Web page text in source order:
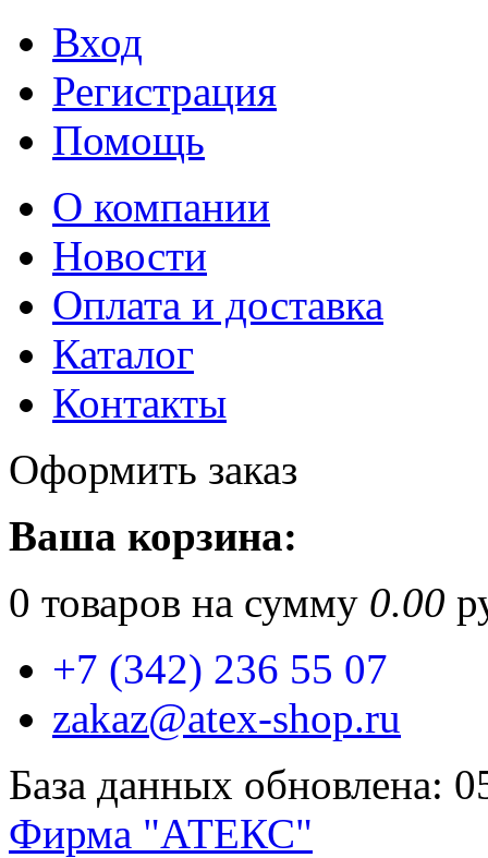
Вход
Регистрация
Помощь
О компании
Новости
Оплата и доставка
Каталог
Контакты
Оформить заказ
Ваша корзина:
0 товаров на сумму 0.00
+7 (342) 236 55 07
zakaz@atex-shop.ru
База данных обновлена:
Фирма "АТЕКС"